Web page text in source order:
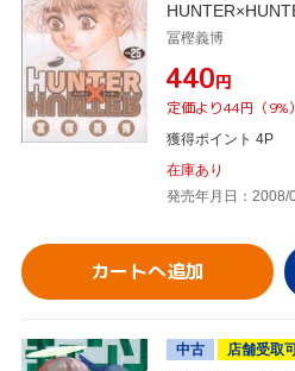
冨樫義博
¥440円
定価より44円（9%
獲得ポイント 4P
在庫あり
発売年月日：2008/
カートへ追加
中古
店舗受取